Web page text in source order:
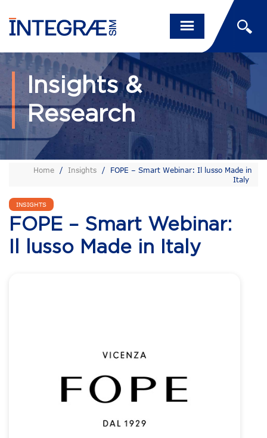
Insights &
Research
Home / Insights /
FOPE – Smart Webinar: Il lusso Made in
Italy
INSIGHTS
FOPE – Smart Webinar:
Il lusso Made in Italy